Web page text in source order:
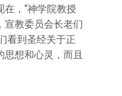
，“神学院教授
宣教委员会长老们
看到圣经关于正
思想和心灵，而且